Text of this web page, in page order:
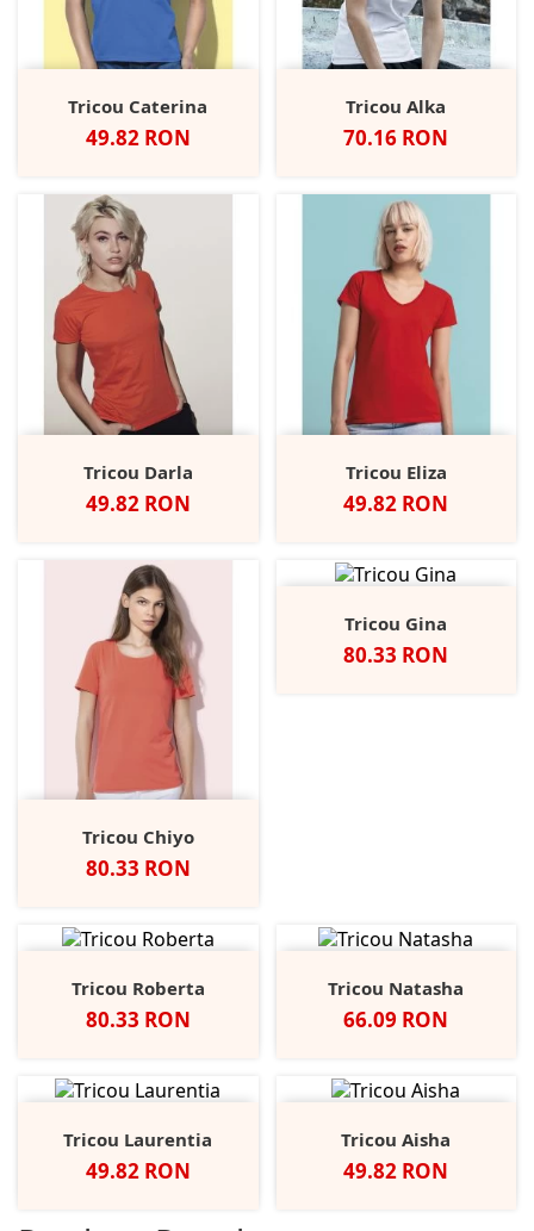
Tricou Caterina
Pret
49.82 RON
Tricou Alka
Pret
70.16 RON
Tricou Darla
Pret
49.82 RON
Tricou Eliza
Pret
49.82 RON
Tricou Chiyo
Pret
80.33 RON
Tricou Gina
Pret
80.33 RON
Tricou Roberta
Pret
80.33 RON
Tricou Natasha
Pret
66.09 RON
Tricou Laurentia
Pret
49.82 RON
Tricou Aisha
Pret
49.82 RON